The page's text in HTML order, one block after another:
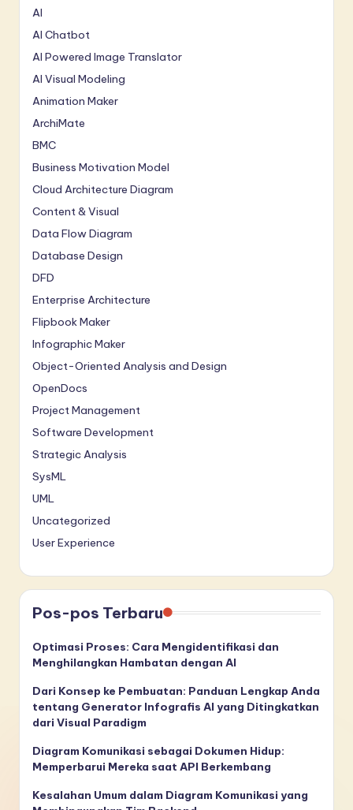
AI
AI Chatbot
AI Powered Image Translator
AI Visual Modeling
Animation Maker
ArchiMate
BMC
Business Motivation Model
Cloud Architecture Diagram
Content & Visual
Data Flow Diagram
Database Design
DFD
Enterprise Architecture
Flipbook Maker
Infographic Maker
Object-Oriented Analysis and Design
OpenDocs
Project Management
Software Development
Strategic Analysis
SysML
UML
Uncategorized
User Experience
Pos-pos Terbaru
Optimasi Proses: Cara Mengidentifikasi dan
Menghilangkan Hambatan dengan AI
Dari Konsep ke Pembuatan: Panduan Lengkap Anda
tentang Generator Infografis AI yang Ditingkatkan
dari Visual Paradigm
Diagram Komunikasi sebagai Dokumen Hidup:
Memperbarui Mereka saat API Berkembang
Kesalahan Umum dalam Diagram Komunikasi yang